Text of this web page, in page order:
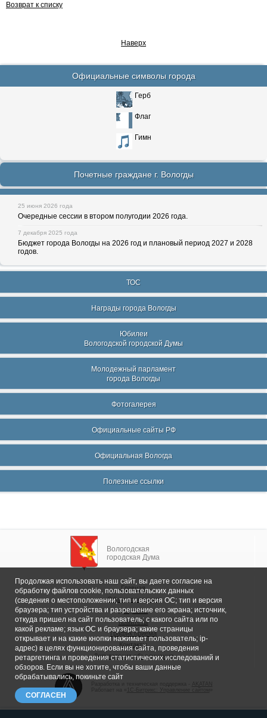
Возврат к списку
Наверх
Официальные символы города
Герб
Флаг
Гимн
Почетные граждане г. Вологды
25 июня 2026 года
Очередные сессии в втором полугодии 2026 года.
7 декабря 2025 года
Бюджет города Вологды на 2026 год и плановый период 2027 и 2028
годов.
ТОС
Награды города Вологды
Юбилеи
Вологодской городской Думы
Молодежный парламент
города Вологды
Фотогалерея
Официальные сайты РФ
Официальная Вологда
Полезные ссылки
Вологодская
городская Дума
Главная
Общие сведения
Депутаты
Комитеты
График приема
Контакты
Депутатские объединения
1С-Битрикс: Управление сайтом
Продолжая использовать наш сайт, вы даете согласие на
обработку файлов cookie, пользовательских данных
(сведения о местоположении; тип и версия ОС; тип и версия
браузера; тип устройства и разрешение его экрана; источник,
откуда пришел на сайт пользователь; с какого сайта или по
какой рекламе; язык ОС и браузера; какие страницы
открывает и на какие кнопки нажимает пользователь; ip-
адрес) в целях функционирования сайта, проведения
ретаргетинга и проведения статистических исследований и
обзоров. Если вы не хотите, чтобы ваши данные
обрабатывались, покиньте сайт
СОГЛАСЕН